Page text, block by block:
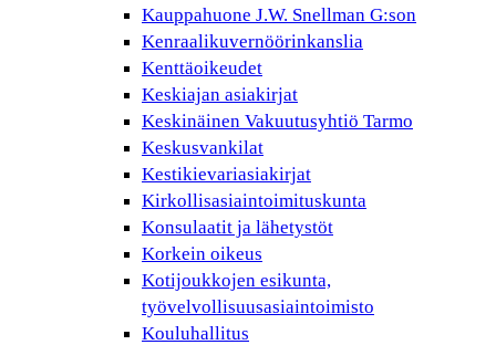
Kauppahuone J.W. Snellman G:son
Kenraalikuvernöörinkanslia
Kenttäoikeudet
Keskiajan asiakirjat
Keskinäinen Vakuutusyhtiö Tarmo
Keskusvankilat
Kestikievariasiakirjat
Kirkollisasiaintoimituskunta
Konsulaatit ja lähetystöt
Korkein oikeus
Kotijoukkojen esikunta,
työvelvollisuusasiaintoimisto
Kouluhallitus